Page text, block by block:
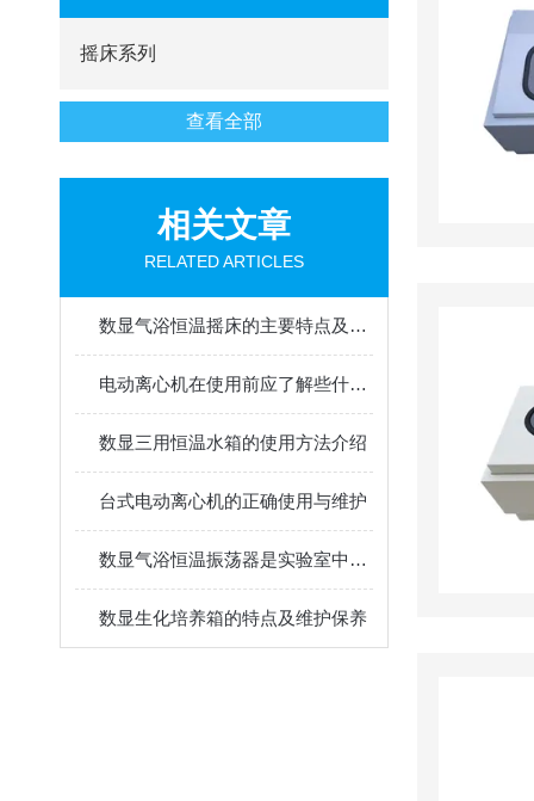
摇床系列
查看全部
相关文章
RELATED ARTICLES
数显气浴恒温摇床的主要特点及使用方法
电动离心机在使用前应了解些什么呢？
数显三用恒温水箱的使用方法介绍
台式电动离心机的正确使用与维护
数显气浴恒温振荡器是实验室中高效恒温混合工具
数显生化培养箱的特点及维护保养